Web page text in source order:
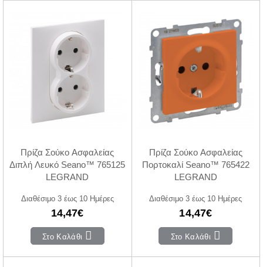
Πρίζα Σούκο Ασφαλείας
Διπλή Λευκό Seano™ 765125
LEGRAND
Διαθέσιμο 3 έως 10 Ημέρες
14,47€
Στο Καλάθι
Πρίζα Σούκο Ασφαλείας
Πορτοκαλί Seano™ 765422
LEGRAND
Διαθέσιμο 3 έως 10 Ημέρες
14,47€
Στο Καλάθι